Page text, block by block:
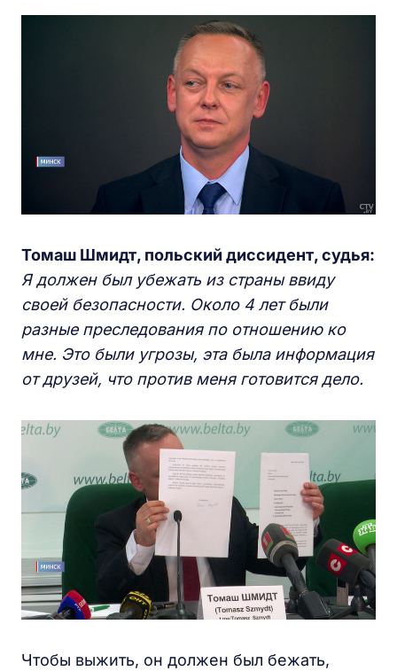
Томаш Шмидт, польский диссидент, судья:
Я должен был убежать из страны ввиду
своей безопасности. Около 4 лет были
разные преследования по отношению ко
мне. Это были угрозы, эта была информация
от друзей, что против меня готовится дело.
Чтобы выжить, он должен был бежать,